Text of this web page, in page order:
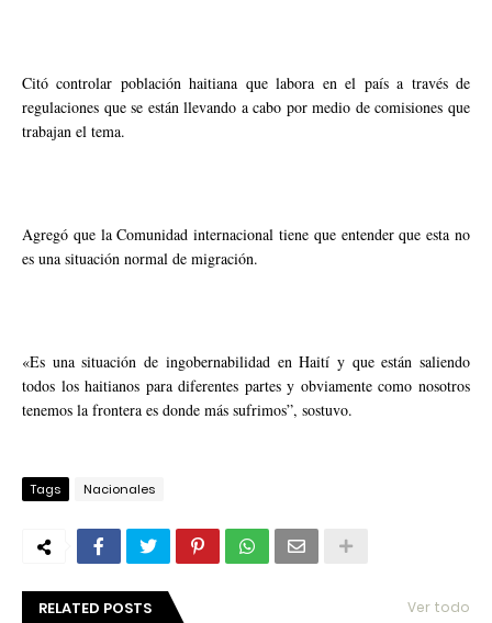
Citó controlar población haitiana que labora en el país a través de
regulaciones que se están llevando a cabo por medio de comisiones que
trabajan el tema.
Agregó que la Comunidad internacional tiene que entender que esta no
es una situación normal de migración.
«Es una situación de ingobernabilidad en Haití y que están saliendo
todos los haitianos para diferentes partes y obviamente como nosotros
tenemos la frontera es donde más sufrimos”, sostuvo.
Tags Nacionales
RELATED POSTS Ver todo